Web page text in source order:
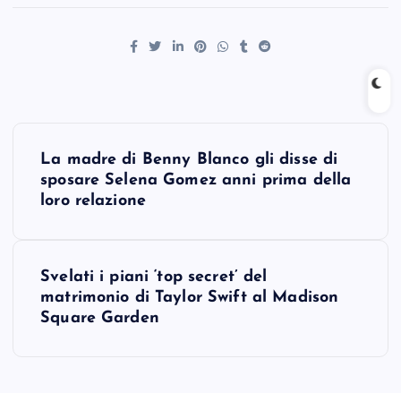
La madre di Benny Blanco gli disse di
sposare Selena Gomez anni prima della
loro relazione
Svelati i piani ‘top secret’ del
matrimonio di Taylor Swift al Madison
Square Garden